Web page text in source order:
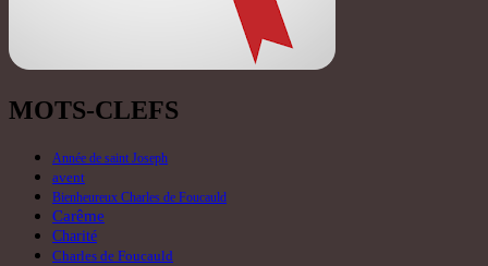
MOTS-CLEFS
Année de saint Joseph
avent
Bienheureux Charles de Foucauld
Carême
Charité
Charles de Foucauld